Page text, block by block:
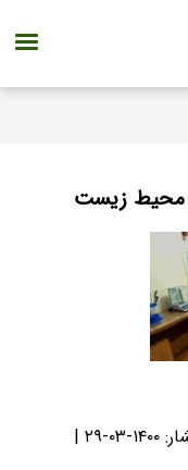
محیط زیست
۱۴۰۰-۰۳-۲۹ |